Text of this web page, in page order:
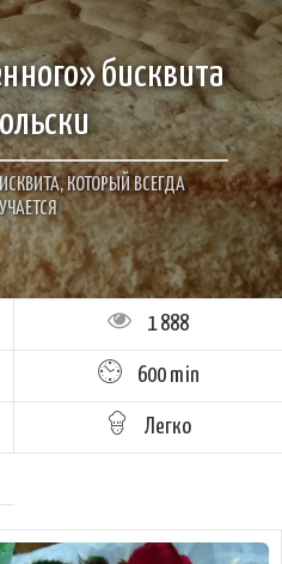
бисквита
КОТОРЫЙ ВСЕГДА
1 888
600 min
Легко